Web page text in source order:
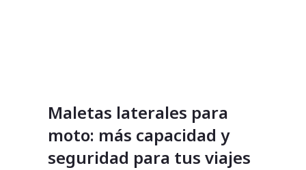
Maletas laterales para
moto: más capacidad y
seguridad para tus viajes